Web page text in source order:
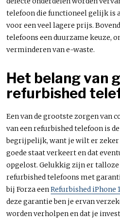
telefoon die functioneel gelijk is
voor een veel lagere prijs.
telefoons een duurzame keuze,
verminderen van e-waste.
Het belang van
refurbished
Een van de grootste zorgen van
van een refurbished telefoon is
begrijpelijk, want je wilt er zeker
goede staat verkeert en dat
opgelost. Gelukkig zijn er talloze
refurbished telefoons met
bij Forza eenRefurbished iPhone
deze garantie ben je ervan
worden verholpen en dat je